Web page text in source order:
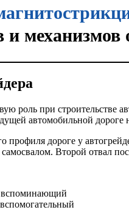
и механизмов
роль при строительстве
автомобильной
профиля дороге у
Второй отвал